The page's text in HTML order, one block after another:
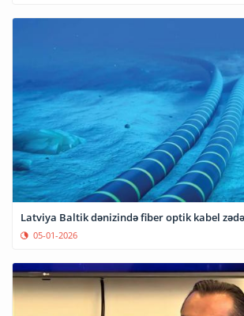
Latviya Baltik dənizində fiber optik kabel
05-01-2026